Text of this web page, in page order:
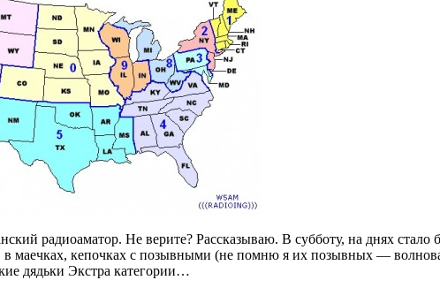
радиоаматор. Не верите? Рассказываю. В субботу, на днях стало
маечках, кепочках с позывными (не помню я их позывных —
дядьки Экстра категории…